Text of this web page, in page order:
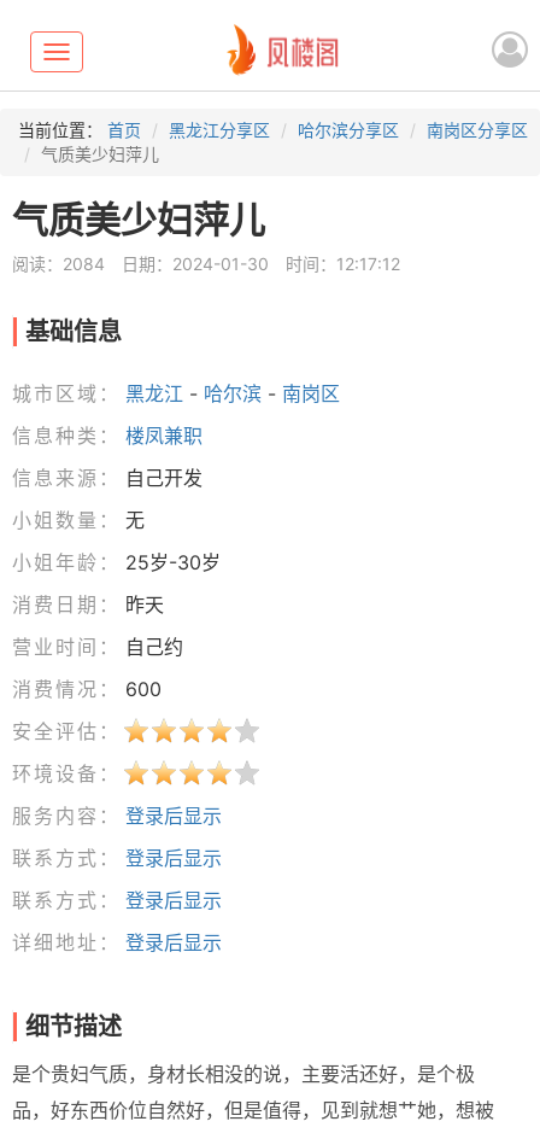
Toggle
navigation
当前位置： 首页 黑龙江分享区 哈尔滨分享区
南岗区分享区
气质美少妇萍儿
气质美少妇萍儿
阅读：2084 日期：2024-01-30 时间：12:17:12
基础信息
城市区域： 黑龙江 - 哈尔滨 - 南岗区
信息种类：
楼凤兼职
信息来源：
自己开发
小姐数量：
无
小姐年龄：
25岁-30岁
消费日期：
昨天
营业时间：
自己约
消费情况：
600
安全评估：
环境设备：
服务内容：
登录后显示
联系方式：
登录后显示
联系方式：
登录后显示
详细地址：
登录后显示
细节描述
是个贵妇气质，身材长相没的说，主要活还好，是个极
品，好东西价位自然好，但是值得，见到就想艹她，想被